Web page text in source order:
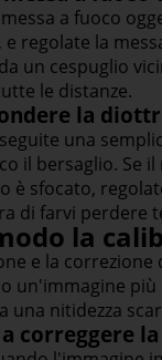
a fuoco
e regolate la
un cespuglio
le distanze.
la
una
il bersaglio. Se
è sfocato,
di farvi perdere
la
e la
un'immagine
una nitidezza
a correggere